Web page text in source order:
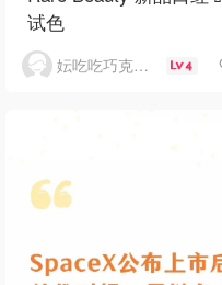
试色
妘吃吃巧克力芒果干 4